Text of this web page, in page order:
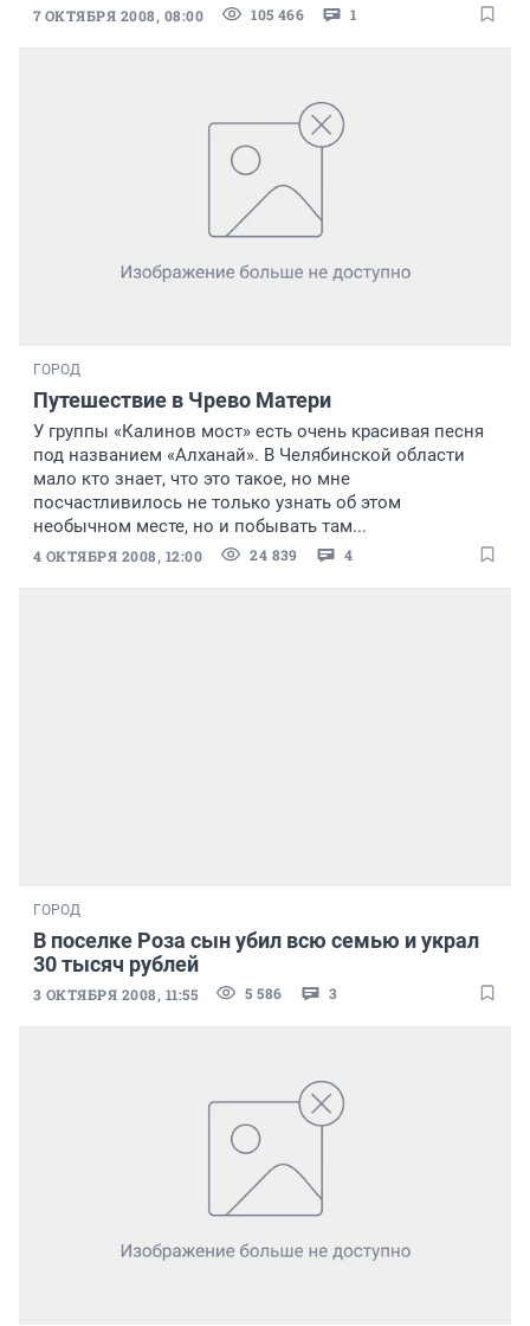
7 ОКТЯБРЯ 2008, 08:00 105 466 1
ГОРОД
Путешествие в Чрево Матери
У группы «Калинов мост» есть очень красивая песня
под названием «Алханай». В Челябинской области
мало кто знает, что это такое, но мне
посчастливилось не только узнать об этом
необычном месте, но и побывать там...
4 ОКТЯБРЯ 2008, 12:00 24 839 4
ГОРОД
В поселке Роза сын убил всю семью и украл
30 тысяч рублей
3 ОКТЯБРЯ 2008, 11:55 5 586 3